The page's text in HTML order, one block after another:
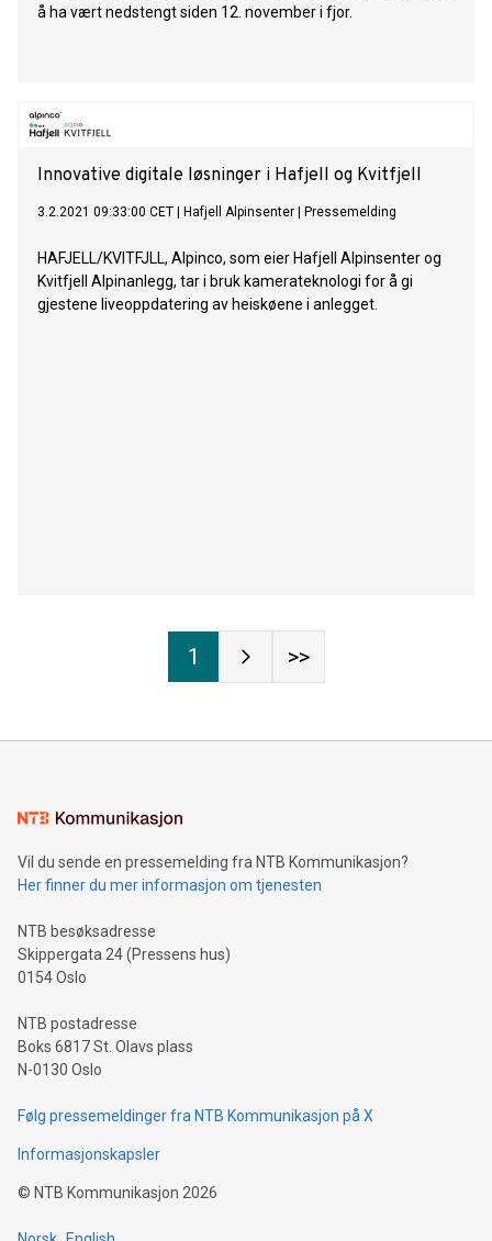
å ha vært nedstengt siden 12. november i fjor.
Innovative digitale løsninger i Hafjell og Kvitfjell
3.2.2021 09:33:00 CET Hafjell Alpinsenter Pressemelding
HAFJELL/KVITFJLL, Alpinco, som eier Hafjell Alpinsenter og
Kvitfjell Alpinanlegg, tar i bruk kamerateknologi for å gi
gjestene liveoppdatering av heiskøene i anlegget.
1 >>
Vil du sende en pressemelding fra NTB Kommunikasjon?
Her finner du mer informasjon om tjenesten
NTB besøksadresse
Skippergata 24 (Pressens hus)
0154 Oslo
NTB postadresse
Boks 6817 St. Olavs plass
N-0130 Oslo
Følg pressemeldinger fra NTB Kommunikasjon på X
Informasjonskapsler
© NTB Kommunikasjon 2026